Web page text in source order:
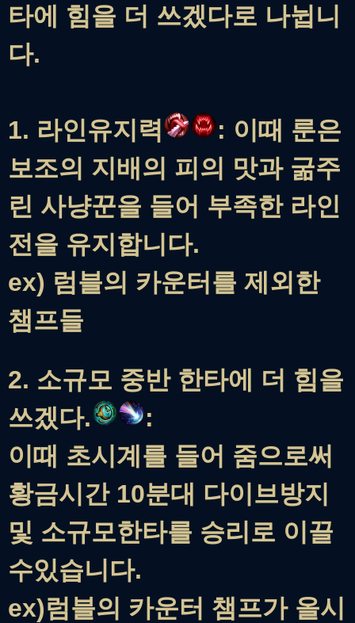
타에 힘을 더 쓰겠다로 나뉩니
다.
1. 라인유지력
: 이때 룬은
보조의 지배의 피의 맛과 굶주
린 사냥꾼을 들어 부족한 라인
전을 유지합니다.
ex) 럼블의 카운터를 제외한
챔프들
2. 소규모 중반 한타에 더 힘을
쓰겠다.
:
이때 초시계를 들어 줌으로써
황금시간 10분대 다이브방지
및 소규모한타를 승리로 이끌
수있습니다.
ex)럼블의 카운터 챔프가 올시